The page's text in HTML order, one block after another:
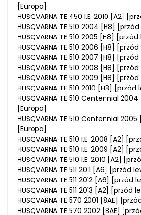
[Europa]
HUSQVARNA TE 450 I.E. 2010 [A2]
HUSQVARNA TE 510 2004 [H8]
HUSQVARNA TE 510 2005 [H8]
HUSQVARNA TE 510 2006 [H8]
HUSQVARNA TE 510 2007 [H8]
HUSQVARNA TE 510 2008 [H8]
HUSQVARNA TE 510 2009 [H8]
HUSQVARNA TE 510 2010 [H8]
HUSQVARNA TE 510 Centennial
[Europa]
HUSQVARNA TE 510 Centennial
[Europa]
HUSQVARNA TE 510 I.E. 2008 [A2]
HUSQVARNA TE 510 I.E. 2009 [A2]
HUSQVARNA TE 510 I.E. 2010 [A2]
HUSQVARNA TE 511 2011 [A6] [przód
HUSQVARNA TE 511 2012 [A6] [przód
HUSQVARNA TE 511 2013 [A2] [przód
HUSQVARNA TE 570 2001 [8AE]
HUSQVARNA TE 570 2002 [8AE]